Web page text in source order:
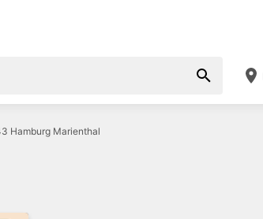
Hamburg Marienthal